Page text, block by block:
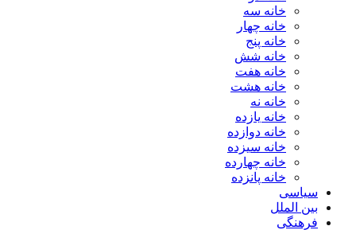
خانه سه
خانه چهار
خانه پنج
خانه شش
خانه هفت
خانه هشت
خانه نه
خانه یازده
خانه دوازده
خانه سیزده
خانه چهارده
خانه پانزده
سیاسی
بین الملل
فرهنگی